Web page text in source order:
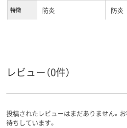
特徴 防炎 防炎
レビュー（0件）
投稿されたレビューはまだありません。
待ちしています。